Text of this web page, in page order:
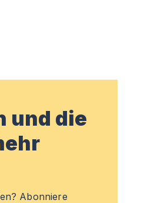
und die
Abonniere